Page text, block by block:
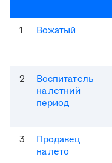
1 Вожатый
2
Воспитатель
на летний
период
3
Продавец
на лето